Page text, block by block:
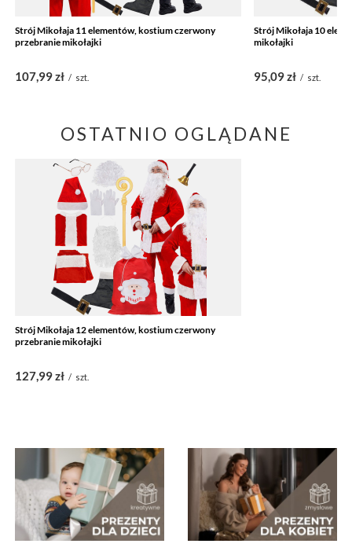
Strój Mikołaja 11 elementów, kostium czerwony
przebranie mikołajki
107,99 zł / szt.
Strój Mikołaja 10
mikołajki
95,09 zł / szt.
OSTATNIO OGLĄDANE
Strój Mikołaja 12 elementów, kostium czerwony
przebranie mikołajki
127,99 zł / szt.